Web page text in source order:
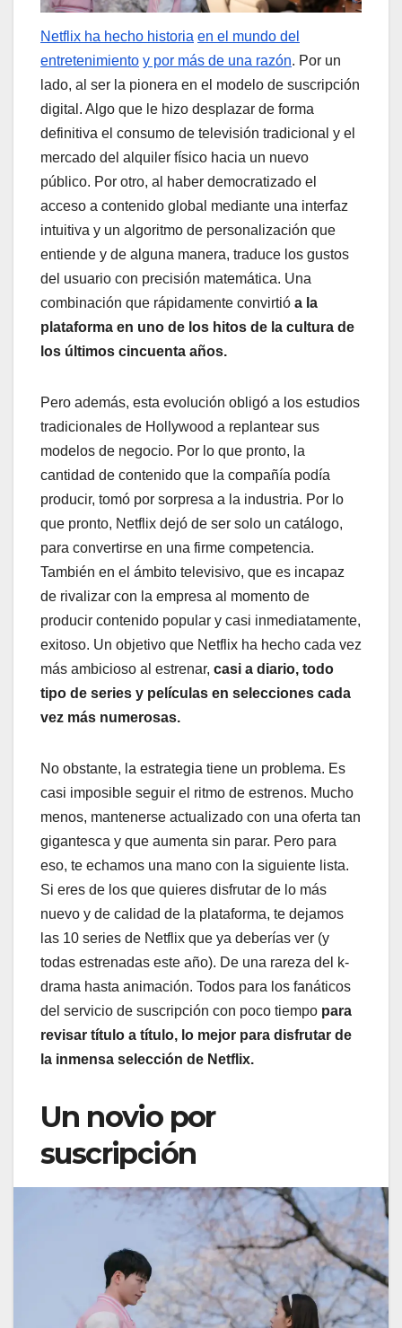
Netflix ha hecho historia en el mundo del
entretenimiento y por más de una razón. Por un
lado, al ser la pionera en el modelo de suscripción
digital. Algo que le hizo desplazar de forma
definitiva el consumo de televisión tradicional y el
mercado del alquiler físico hacia un nuevo
público. Por otro, al haber democratizado el
acceso a contenido global mediante una interfaz
intuitiva y un algoritmo de personalización que
entiende y de alguna manera, traduce los gustos
del usuario con precisión matemática. Una
combinación que rápidamente convirtió a la
plataforma en uno de los hitos de la cultura de
los últimos cincuenta años.
Pero además, esta evolución obligó a los estudios
tradicionales de Hollywood a replantear sus
modelos de negocio. Por lo que pronto, la
cantidad de contenido que la compañía podía
producir, tomó por sorpresa a la industria. Por lo
que pronto, Netflix dejó de ser solo un catálogo,
para convertirse en una firme competencia.
También en el ámbito televisivo, que es incapaz
de rivalizar con la empresa al momento de
producir contenido popular y casi inmediatamente,
exitoso. Un objetivo que Netflix ha hecho cada vez
más ambicioso al estrenar, casi a diario, todo
tipo de series y películas en selecciones cada
vez más numerosas.
No obstante, la estrategia tiene un problema. Es
casi imposible seguir el ritmo de estrenos. Mucho
menos, mantenerse actualizado con una oferta tan
gigantesca y que aumenta sin parar. Pero para
eso, te echamos una mano con la siguiente lista.
Si eres de los que quieres disfrutar de lo más
nuevo y de calidad de la plataforma, te dejamos
las 10 series de Netflix que ya deberías ver (y
todas estrenadas este año). De una rareza del k-
drama hasta animación. Todos para los fanáticos
del servicio de suscripción con poco tiempo para
revisar título a título, lo mejor para disfrutar de
la inmensa selección de Netflix.
Un novio por
suscripción